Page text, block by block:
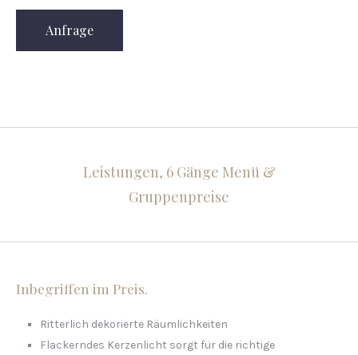
Anfrage
Leistungen, 6 Gänge Menü &
Gruppenpreise
Inbegriffen im Preis.
Ritterlich dekorierte Räumlichkeiten
Flackerndes Kerzenlicht sorgt für die richtige